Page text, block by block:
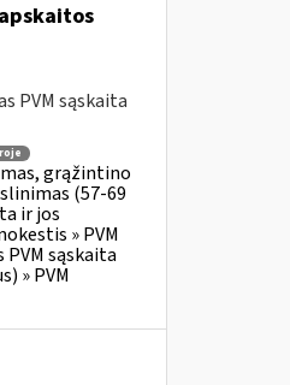
PVM sąskaita
grąžintino
(57-69
ir jos
» PVM
sąskaita
» PVM